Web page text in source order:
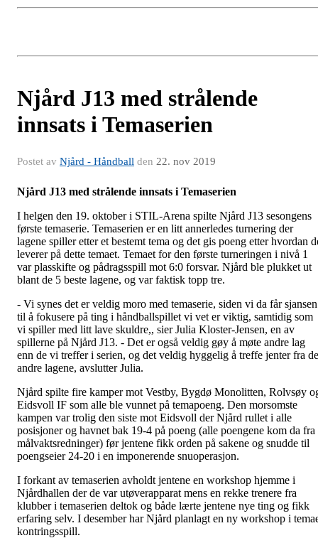
Njård J13 med strålende
innsats i Temaserien
Postet av Njård - Håndball den 22. nov 2019
Njård J13 med strålende innsats i Temaserien
I helgen den 19. oktober i STIL-Arena spilte Njård J13 sesongens
første temaserie. Temaserien er en litt annerledes turnering der
lagene spiller etter et bestemt tema og det gis poeng etter hvordan
leverer på dette temaet. Temaet for den første turneringen i nivå 1
var plasskifte og pådragsspill mot 6:0 forsvar. Njård ble plukket ut
blant de 5 beste lagene, og var faktisk topp tre.
- Vi synes det er veldig moro med temaserie, siden vi da får sjansen
til å fokusere på ting i håndballspillet vi vet er viktig, samtidig som
vi spiller med litt lave skuldre,, sier Julia Kloster-Jensen, en av
spillerne på Njård J13. - Det er også veldig gøy å møte andre lag
enn de vi treffer i serien, og det veldig hyggelig å treffe jenter fra de
andre lagene, avslutter Julia.
Njård spilte fire kamper mot Vestby, Bygdø Monolitten, Rolvsøy
Eidsvoll IF som alle ble vunnet på temapoeng. Den morsomste
kampen var trolig den siste mot Eidsvoll der Njård rullet i alle
posisjoner og havnet bak 19-4 på poeng (alle poengene kom da fra
målvaktsredninger) før jentene fikk orden på sakene og snudde til
poengseier 24-20 i en imponerende snuoperasjon.
I forkant av temaserien avholdt jentene en workshop hjemme i
Njårdhallen der de var utøverapparat mens en rekke trenere fra
klubber i temaserien deltok og både lærte jentene nye ting og fikk
erfaring selv. I desember har Njård planlagt en ny workshop i
kontringsspill.